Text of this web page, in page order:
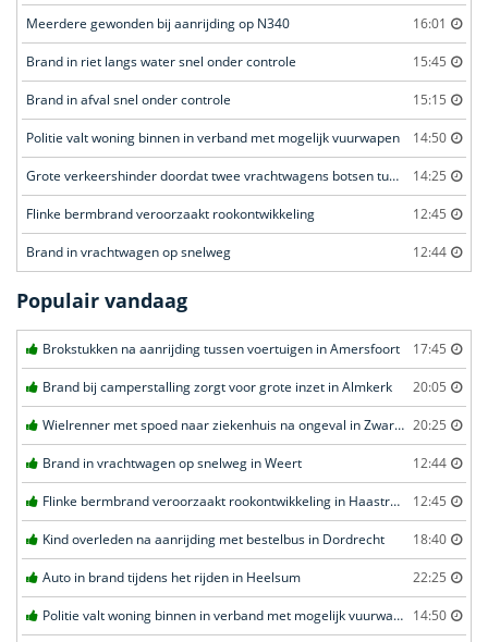
Meerdere gewonden bij aanrijding op N340 16:01
Brand in riet langs water snel onder controle 15:45
Brand in afval snel onder controle 15:15
Politie valt woning binnen in verband met mogelijk vuurwapen 14:50
Grote verkeershinder doordat twee vrachtwagens botsen tunnel 14:25
Flinke bermbrand veroorzaakt rookontwikkeling 12:45
Brand in vrachtwagen op snelweg 12:44
Populair vandaag
Brokstukken na aanrijding tussen voertuigen in Amersfoort 17:45
Brand bij camperstalling zorgt voor grote inzet in Almkerk 20:05
Wielrenner met spoed naar ziekenhuis na ongeval in Zwartebroek 20:25
Brand in vrachtwagen op snelweg in Weert 12:44
Flinke bermbrand veroorzaakt rookontwikkeling in Haastrecht 12:45
Kind overleden na aanrijding met bestelbus in Dordrecht 18:40
Auto in brand tijdens het rijden in Heelsum 22:25
Politie valt woning binnen in verband met mogelijk vuurwapen in Eindhoven 14:50